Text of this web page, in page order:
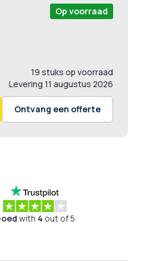
19 stuks op voorraad
Op voorraad
Levering 11 augustus 2026
Ontvang een offerte
with 4 out of 5